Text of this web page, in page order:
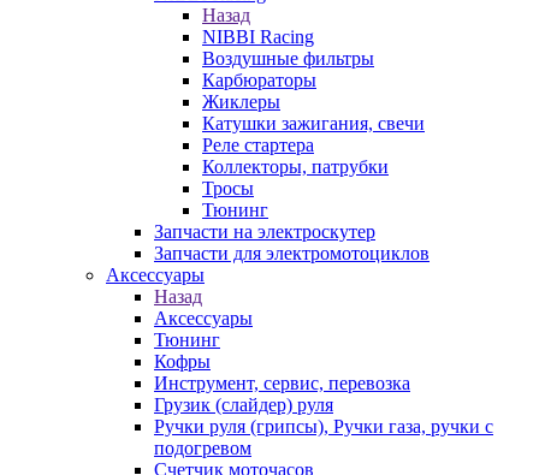
Назад
NIBBI Racing
Воздушные фильтры
Карбюраторы
Жиклеры
Катушки зажигания, свечи
Реле стартера
Коллекторы, патрубки
Тросы
Тюнинг
Запчасти на электроскутер
Запчасти для электромотоциклов
Аксессуары
Назад
Аксессуары
Тюнинг
Кофры
Инструмент, сервис, перевозка
Грузик (слайдер) руля
Ручки руля (грипсы), Ручки газа, ручки с
подогревом
Счетчик моточасов